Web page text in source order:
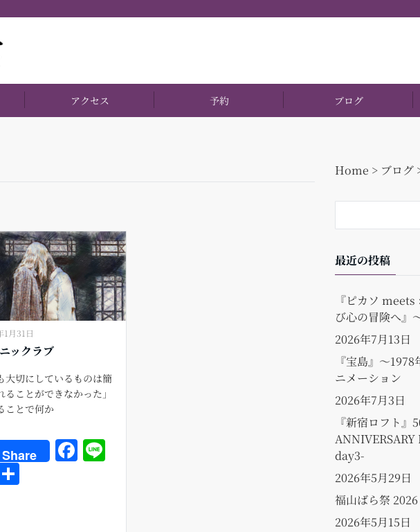
アクセス 予約 ブログ
1月31日
ックラブ
大切にしているものは簡
ることができなかった」
ことで何か
Share F
a
Home > ブログ
最近の投稿
『ピカソ
び心の冒険へ』
2026年7月13日
『宝島』〜
ニメーション
2026年7月3日
『新宿ロフト』
ANNIVERSARY
day3-
2026年5月29日
福山ばら祭 2026
2026年5月15日